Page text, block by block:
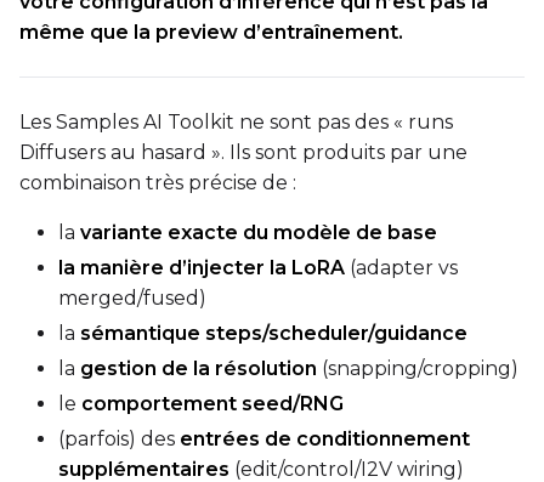
même que la preview d’entraînement.
Les Samples AI Toolkit ne sont pas des « runs
Diffusers au hasard ». Ils sont produits par une
combinaison très précise de :
la variante exacte du modèle de base
la manière d’injecter la LoRA (adapter vs
merged/fused)
la sémantique steps/scheduler/guidance
la gestion de la résolution (snapping/cropping)
le comportement seed/RNG
(parfois) des entrées de conditionnement
supplémentaires (edit/control/I2V wiring)